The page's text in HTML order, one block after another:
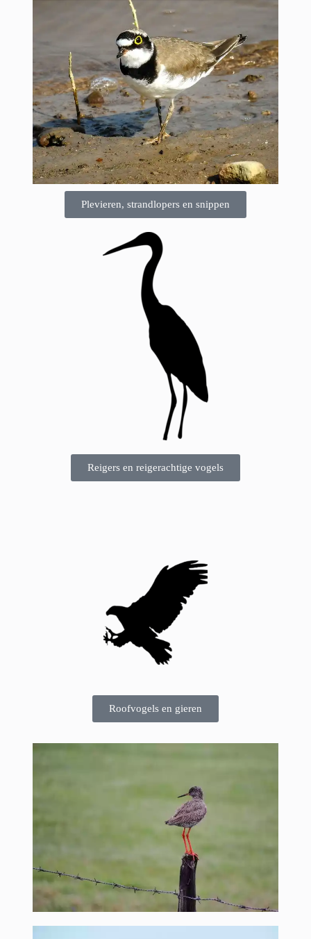
Plevieren, strandlopers en snippen
Reigers en reigerachtige vogels
Roofvogels en gieren